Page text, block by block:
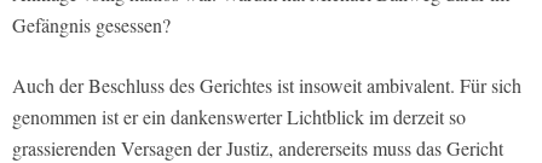
Gefängnis gesessen?
Auch der Beschluss des Gerichtes ist insoweit ambivalent. Für sich
genommen ist er ein dankenswerter Lichtblick im derzeit so
grassierenden Versagen der Justiz, andererseits muss das Gericht